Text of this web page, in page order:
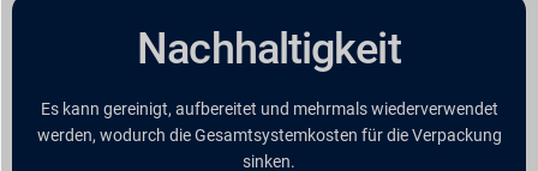
Nachhaltigkeit
Es kann gereinigt, aufbereitet und mehrmals wiederverwendet
werden, wodurch die Gesamtsystemkosten für die Verpackung
sinken.